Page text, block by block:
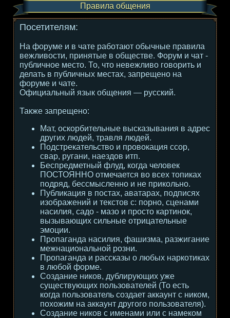
Правила общения
Посетителям:
На форуме и в чате работают обычные правила
вежливости, принятые в обществе. Форум и чат -
публичное место. То, что невежливо говорить и
делать в публичных местах, запрещено на
форуме и чате.
Официальный язык общения — русский.
Также запрещено:
Мат, оскорбительные высказывания в адрес
других людей, травля людей.
Подстрекательство и провокация ссор,
свар, ругани, наездов итп.
Беспредметный флуд, когда человек
ПОСТОЯННО отмечается во всех топиках
подряд, бессмысленно и не прикольно.
Публикация в постах, аватарах, подписях
изображений и текстов с: порно, сценами
насилия, садо - мазо и просто картинок,
вызывающих сильные отрицательные
эмоции.
Пропаганда насилия, фашизма, разжигание
межнациональной розни.
Пропаганда и рассказы о любых наркотиках
в любой форме.
Создание ников, дублирующих уже
существующих пользователей (То есть
когда пользователь создает аккаунт с ником,
похожим на аккаунт другого пользователя).
Создание ников с именами или с намеком